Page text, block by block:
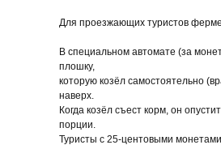
Для проезжающих туристов
В специальном автомате (за
плошку,
которую козёл самостоятельно
наверх.
Когда козёл съест корм, он
порции.
Туристы с 25-центовыми